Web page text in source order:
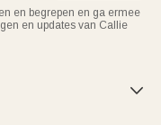
en begrepen en ga ermee
en updates van Callie
